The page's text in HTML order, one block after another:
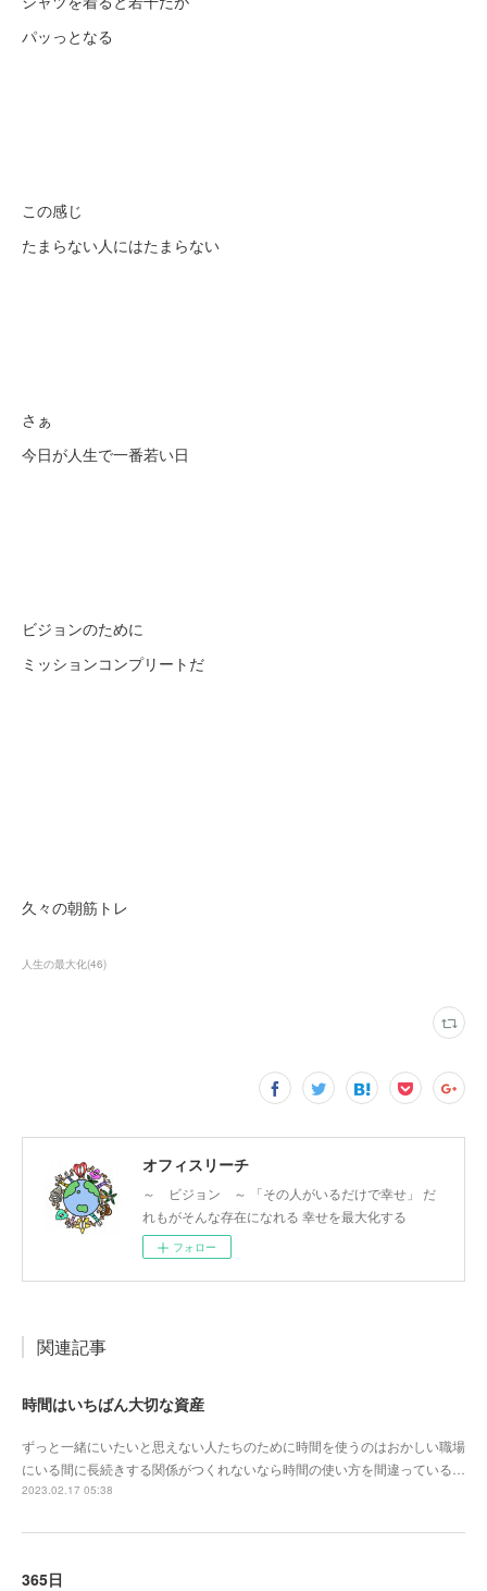
パッっとなる
この感じ
たまらない人にはたまらない
さぁ
今日が人生で一番若い日
ビジョンのために
ミッションコンプリートだ
久々の朝筋トレ
人生の最大化(46)
オフィスリーチ
～ ビジョン ～ 「その人がいるだけで幸せ」 だ
れもがそんな存在になれる 幸せを最大化する
フォロー
関連記事
時間はいちばん大切な資産
ずっと一緒にいたいと思えない人たちのために時間を使うのはおかしい職場
にいる間に長続きする関係がつくれないなら時間の使い方を間違っている…
2023.02.17 05:38
365日